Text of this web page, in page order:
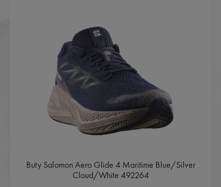
Buty Salomon Aero Glide 4 Maritime Blue/Silver
Cloud/White 492264